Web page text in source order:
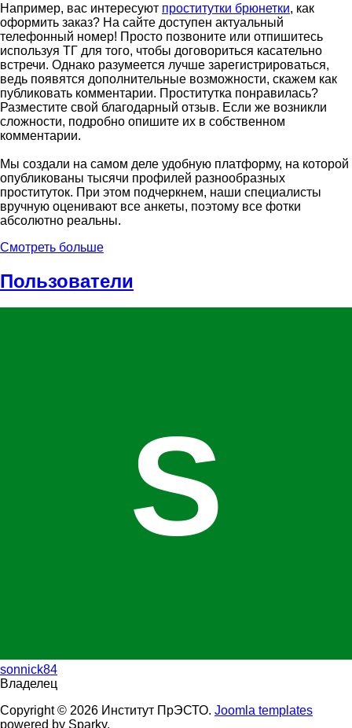
Например, вас интересуют проститутки брюнетки, как
оформить заказ? На сайте доступен актуальный
телефонный номер! Просто позвоните или отпишитесь
используя ТГ для того, чтобы договориться касательно
встречи. Однако разумеется лучше зарегистрироваться,
ведь появятся дополнительные возможности, скажем как
публиковать комментарии. Проститутка понравилась?
Разместите свой благодарный отзыв. Если же возникли
сложности, подробно опишите их в собственном
комментарии.
Мы создали на самом деле удобную платформу, на которой
опубликованы тысячи профилей разнообразных
проституток. При этом подчеркнем, наши специалисты
вручную оценивают все анкеты, поэтому все фотки
абсолютно реальны.
Смотреть больше
Пользователи
S
sonnick84
Владелец
Copyright © 2026 Институт ПрЭСТО. Joomla templates
powered by Sparky.